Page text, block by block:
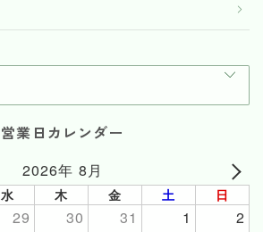
営業日カレンダー
2026年 8月
水 木 金 土 日
29 30 31 1 2